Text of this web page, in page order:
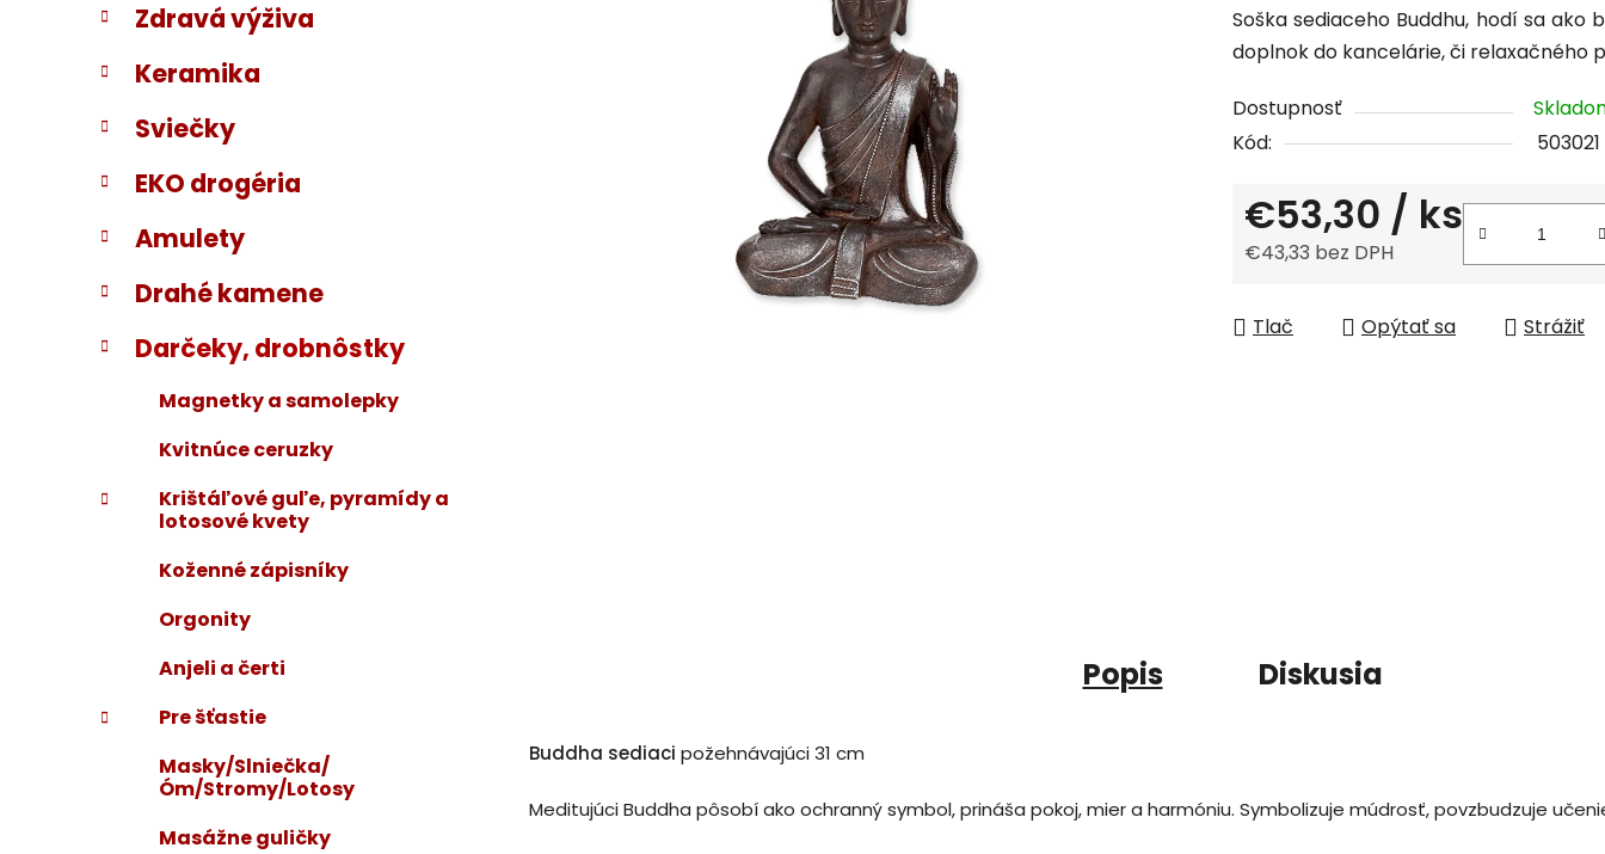
a
n
e
l
i
Zdravá výživa
Keramika
Sviečky
EKO drogéria
Amulety
Drahé kamene
Darčeky, drobnôstky
Magnetky a samolepky
Kvitnúce ceruzky
Krištáľové guľe, pyramídy a
lotosové kvety
Koženné zápisníky
Orgonity
Anjeli a čerti
Pre šťastie
Masky/Slniečka/
Óm/Stromy/Lotosy
Masážne guličky
produktu
je
z
5
Soška sediaceho Buddhu, hodí sa
doplnok do kancelárie, či relaxačného
Dostupnosť
Kód:
503021
€53,30 / ks
€43,33 bez DPH
Tlač
Opýtať sa Strážiť
Popis Diskusia
Buddha sediaci požehnávajúci 31 cm
Meditujúci Buddha pôsobí ako ochranný symbol, prináša pokoj, mier a harmóniu. Symbolizuje múdrosť, povzbudzuje